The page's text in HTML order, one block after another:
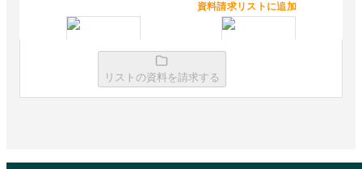
資料請求リストに追加
DRESS CODE｜IT
リストの資料を請求する